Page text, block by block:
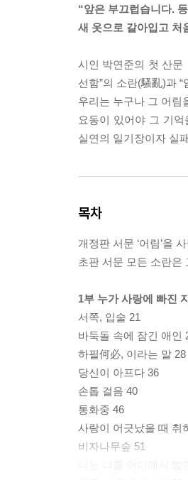
“앞은 부끄럽습니다.
새 옷으로 갈아입고 처
시인 박연준의 첫 산문
선함”의 소란(騷亂)과
우리는 누구나 그 어림
요동이 있어야 그 기
실연의 일기장이자 실
목차
개정판 서문 ‘어림’을
초판 서문 모든 소란은
1부 누가 사랑에 빠진
서쪽, 입술 21
바둑돌 속에 잠긴 애인
하필何必, 이라는 말 28
당신이 아프다 36
손톱 걸음 40
통화중 46
사랑이 어긋났을 때 취
비자나무숲 51